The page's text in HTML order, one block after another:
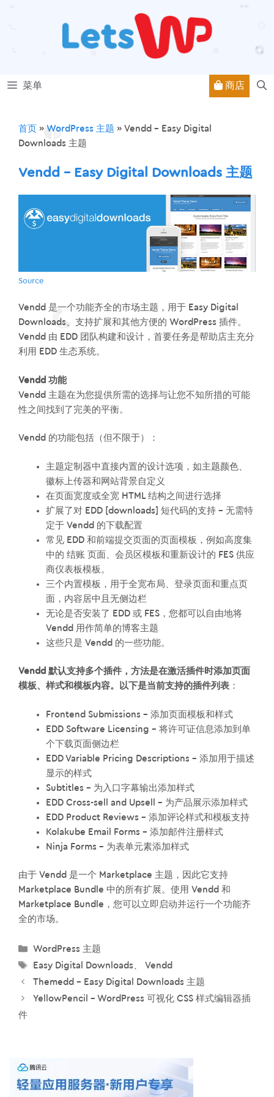
菜单 商店
首页 » WordPress 主题 » Vendd – Easy Digital
Downloads 主题
Vendd – Easy Digital Downloads 主题
Vendd 是一个功能齐全的市场主题，用于 Easy Digital
Downloads、支持扩展和其他方便的 WordPress 插件。
Vendd 由 EDD 团队构建和设计，首要任务是帮助店主充分
利用 EDD 生态系统。
Vendd 功能
Vendd 主题在为您提供所需的选择与让您不知所措的可能
性之间找到了完美的平衡。
Vendd 的功能包括（但不限于）：
主题定制器中直接内置的设计选项，如主题颜色、
徽标上传器和网站背景自定义
在页面宽度或全宽 HTML 结构之间进行选择
扩展了对 EDD [downloads] 短代码的支持 – 无需特
定于 Vendd 的下载配置
常见 EDD 和前端提交页面的页面模板，例如高度集
中的 结账 页面、会员区模板和重新设计的 FES 供应
商仪表板模板。
三个内置模板，用于全宽布局、登录页面和重点页
面，内容居中且无侧边栏
无论是否安装了 EDD 或 FES，您都可以自由地将
Vendd 用作简单的博客主题
这些只是 Vendd 的一些功能。
Vendd 默认支持多个插件，方法是在激活插件时添加页面
模板、样式和模板内容。以下是当前支持的插件列表 ：
Frontend Submissions – 添加页面模板和样式
EDD Software Licensing – 将许可证信息添加到单
个下载页面侧边栏
EDD Variable Pricing Descriptions – 添加用于描述
显示的样式
Subtitles – 为入口字幕输出添加样式
EDD Cross-sell and Upsell – 为产品展示添加样式
EDD Product Reviews – 添加评论样式和模板支持
Kolakube Email Forms – 添加邮件注册样式
Ninja Forms – 为表单元素添加样式
由于 Vendd 是一个 Marketplace 主题，因此它支持
Marketplace Bundle 中的所有扩展。使用 Vendd 和
Marketplace Bundle，您可以立即启动并运行一个功能齐
全的市场。
分
类
WordPress 主题
标
签
Easy Digital Downloads
Vendd
Themedd – Easy Digital Downloads 主题
YellowPencil – WordPress 可视化 CSS 样式编辑器插
件